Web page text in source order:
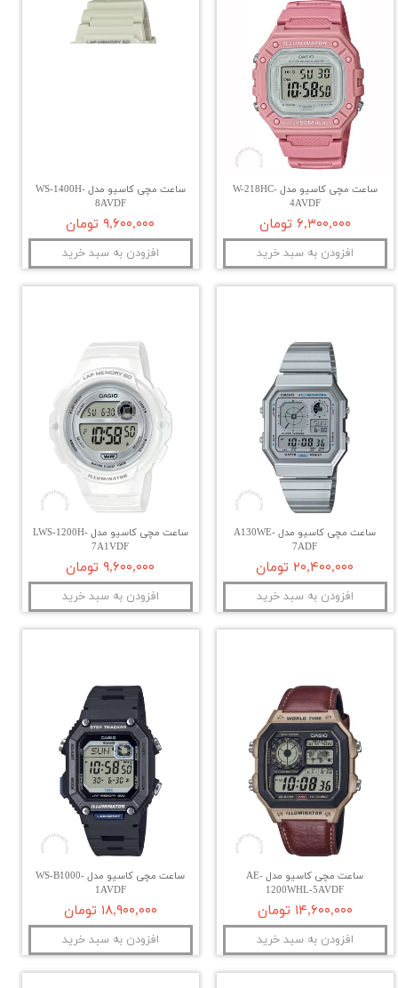
ساعت مچی کاسیو مدل W-218HC-
4AVDF
۶,۳۰۰,۰۰۰ تومان
افزودن به سبد خرید
ساعت مچی کاسیو مدل WS-1400H-
8AVDF
۹,۶۰۰,۰۰۰ تومان
افزودن به سبد خرید
ساعت مچی کاسیو مدل A130WE-
7ADF
۲۰,۴۰۰,۰۰۰ تومان
افزودن به سبد خرید
ساعت مچی کاسیو مدل LWS-1200H-
7A1VDF
۹,۶۰۰,۰۰۰ تومان
افزودن به سبد خرید
ساعت مچی کاسیو مدل AE-
1200WHL-5AVDF
۱۴,۶۰۰,۰۰۰ تومان
افزودن به سبد خرید
ساعت مچی کاسیو مدل WS-B1000-
1AVDF
۱۸,۹۰۰,۰۰۰ تومان
افزودن به سبد خرید